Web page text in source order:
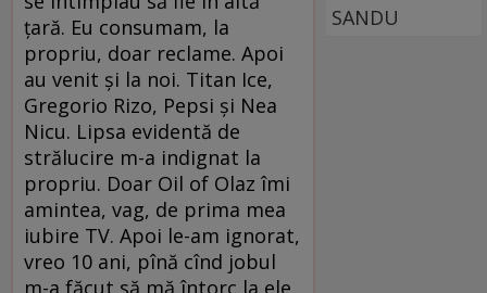
ţară. Eu consumam, la
propriu, doar reclame. Apoi
au venit şi la noi. Titan Ice,
Gregorio Rizo, Pepsi şi Nea
Nicu. Lipsa evidentă de
strălucire m-a indignat la
propriu. Doar Oil of Olaz îmi
amintea, vag, de prima mea
iubire TV. Apoi le-am ignorat,
vreo 10 ani, pînă cînd jobul
m-a făcut să mă întorc la ele.
SANDU